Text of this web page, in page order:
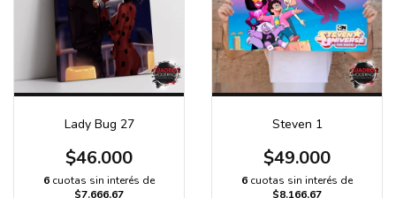
Lady Bug 27
$46.000
6 cuotas sin interés de
$7.666,67
Steven 1
$49.000
6 cuotas sin interés de
$8.166,67